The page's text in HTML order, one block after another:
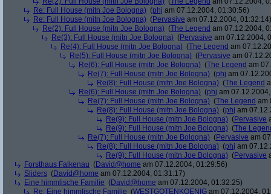
Re: Full House (mitn Joe Bologna) (phj am 07.12.2004, 01:30:56)
Re: Full House (mitn Joe Bologna) (Pervasive am 07.12.2004, 01:32:14)
Re(2): Full House (mitn Joe Bologna) (The Legend am 07.12.2004,
Re(3): Full House (mitn Joe Bologna) (Pervasive am 07.12.2004,
Re(4): Full House (mitn Joe Bologna) (The Legend am
Re(5): Full House (mitn Joe Bologna) (Pervasive am
Re(6): Full House (mitn Joe Bologna) (The Legend am
Re(7): Full House (mitn Joe Bologna) (phj am
Re(8): Full House (mitn Joe Bologna) (The Legend
Re(6): Full House (mitn Joe Bologna) (phj am
Re(7): Full House (mitn Joe Bologna) (The Legend am
Re(8): Full House (mitn Joe Bologna) (phj am
Re(9): Full House (mitn Joe Bologna) (Pervasive
Re(9): Full House (mitn Joe Bologna) (The
Re(7): Full House (mitn Joe Bologna) (Pervasive am
Re(8): Full House (mitn Joe Bologna) (phj am
Re(9): Full House (mitn Joe Bologna) (Pervasive
Forsthaus Falkenau (David@home am 07.12.2004, 01:29:56)
Sliders (David@home am 07.12.2004, 01:31:17)
Eine himmlische Familie (David@home am 07.12.2004, 01:32:25)
Re: Eine himmlische Familie (WESTGOTENKOENIG am 07.12.2004,